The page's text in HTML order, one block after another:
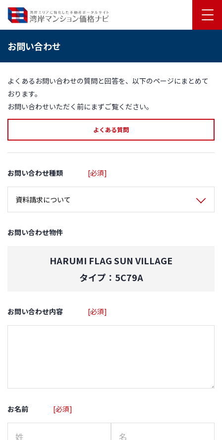
お問い合わせ
よくあるお問い合わせの質問と回答を、以下のページにまとめて
おります。
お問い合わせいただく前にまずご覧ください。
よくある質問
お問い合わせ種類 [必須]
お問い合わせ物件
HARUMI FLAG SUN VILLAGE
タイプ：5C79A
お問い合わせ内容 [必須]
お名前 [必須]